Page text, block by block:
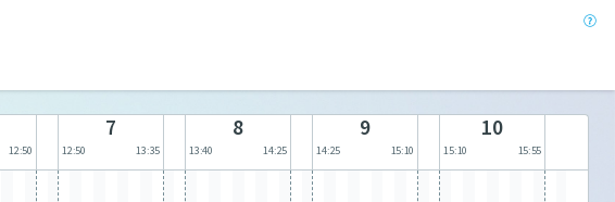
12:50
7
12:50 13:35
8
13:40 14:25
9
14:25 15:10
10
15:10 15:55